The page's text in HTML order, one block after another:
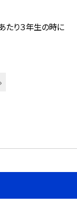
たり３年生の時に